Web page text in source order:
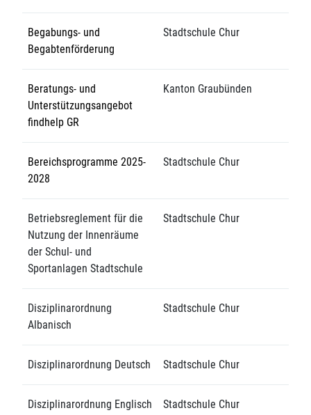
Begabungs- und
Begabtenförderung
Stadtschule Chur
Beratungs- und
Unterstützungsangebot
findhelp GR
Kanton Graubünden
Bereichsprogramme 2025-
2028
Stadtschule Chur
Betriebsreglement für die
Nutzung der Innenräume
der Schul- und
Sportanlagen Stadtschule
Stadtschule Chur
Disziplinarordnung
Albanisch
Stadtschule Chur
Disziplinarordnung Deutsch Stadtschule Chur
Disziplinarordnung Englisch Stadtschule Chur